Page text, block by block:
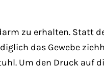
zu erhalten. Statt
das Gewebe
Um den Druck auf